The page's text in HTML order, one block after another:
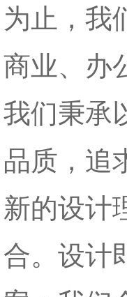
为止，我
商业、办
我们秉承
品质，追
新的设计
合。设计